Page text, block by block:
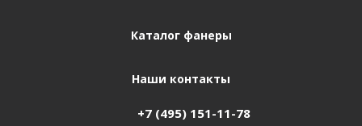
Каталог фанеры
Наши контакты
+7 (495) 151-11-78